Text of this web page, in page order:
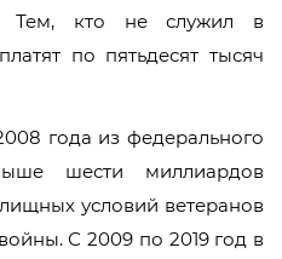
Тем, кто не служил в
по пятьдесят тысяч
года из федерального
шести миллиардов
условий ветеранов
С 2009 по 2019 год в